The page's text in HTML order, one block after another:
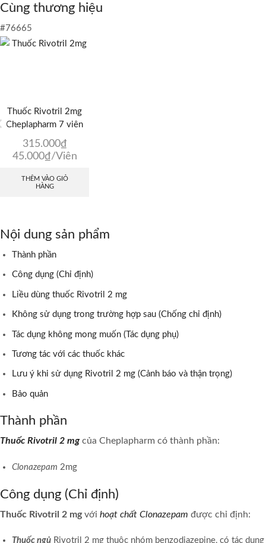
Cùng thương hiệu
#76665
Thuốc Rivotril 2mg
Cheplapharm 7 viên
315.000₫
45.000₫/Viên
THÊM VÀO GIỎ
HÀNG
Nội dung sản phẩm
Thành phần
Công dụng (Chỉ định)
Liều dùng thuốc Rivotril 2 mg
Không sử dụng trong trường hợp sau (Chống chỉ định)
Tác dụng không mong muốn (Tác dụng phụ)
Tương tác với các thuốc khác
Lưu ý khi sử dụng Rivotril 2 mg (Cảnh báo và thận trọng)
Bảo quản
Thành phần
Thuốc Rivotril 2 mgcủa Cheplapharm có thành phần:
Clonazepam 2mg
Công dụng (Chỉ định)
Thuốc Rivotril 2 mgvới hoạt chất Clonazepam được chỉ định:
Thuốc ngủ Rivotril 2 mg thuộc nhóm benzodiazepine, có tác dụng